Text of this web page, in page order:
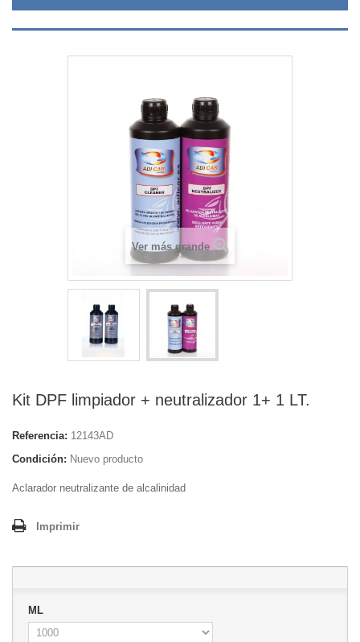
Ver más grande
Kit DPF limpiador + neutralizador 1+ 1 LT.
Referencia: 12143AD
Condición: Nuevo producto
Aclarador neutralizante de alcalinidad
Imprimir
ML